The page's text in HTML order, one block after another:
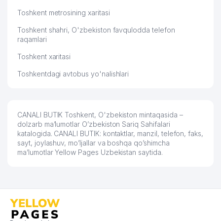
60 BARBARIS TRADE MChJ
61
IPAK YO'LI AITB MIRZO-ULUG'BEK
FILIALI AITB
469 м
62 UNITED TRADE SYSTEM MChJ
63 TAMARA XONIM UY-MUZEYI
65 CHUSTIY RESTAURANT MChJ 506 м
66
HORECA PROMO MANAGEMENT
MChJ
531 м
QIROLLIGI KONSULLIGI
69 ALLMED VAKOLATXONA
Toshkent metrosining xaritasi
Toshkent shahri, O'zbekiston favqulodda telefon
raqamlari
Toshkent xaritasi
Toshkentdagi avtobus yo'nalishlari
CANALI BUTIK Toshkent, O'zbekiston mintaqasida –
dolzarb ma’lumotlar O’zbekiston Sariq Sahifalari
katalogida. CANALI BUTIK: kontaktlar, manzil, telefon, faks,
sayt, joylashuv, mo’ljallar va boshqa qo’shimcha
ma’lumotlar Yellow Pages Uzbekistan saytida.